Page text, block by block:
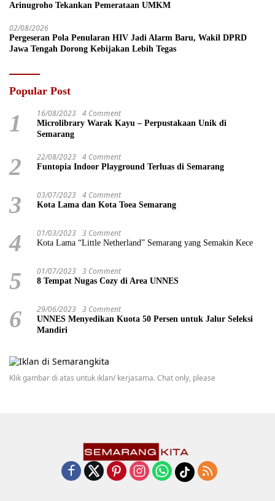
Arinugroho Tekankan Pemerataan UMKM
02/08/2026
Pergeseran Pola Penularan HIV Jadi Alarm Baru, Wakil DPRD
Jawa Tengah Dorong Kebijakan Lebih Tegas
Popular Post
1 16/08/2023 4 Comment
Microlibrary Warak Kayu – Perpustakaan Unik di
Semarang
2 22/08/2023 4 Comment
Funtopia Indoor Playground Terluas di Semarang
3 03/07/2023 4 Comment
Kota Lama dan Kota Toea Semarang
4 01/03/2023 3 Comment
Kota Lama “Little Netherland” Semarang yang Semakin Kece
5 01/07/2023 3 Comment
8 Tempat Nugas Cozy di Area UNNES
6 29/06/2023 3 Comment
UNNES Menyedikan Kuota 50 Persen untuk Jalur Seleksi
Mandiri
Klik gambar di atas untuk iklan/ kerjasama. Chat only, please